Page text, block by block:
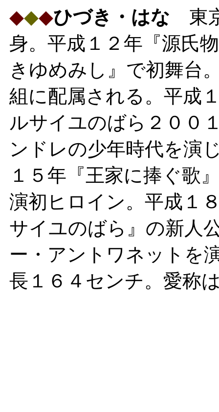
◆◆◆ひづき・はな 東
身。平成１２年『源氏
きゆめみし』で初舞台
組に配属される。平成
ルサイユのばら２００
ンドレの少年時代を演
１５年『王家に捧ぐ歌
演初ヒロイン。平成１
サイユのばら』の新人
ー・アントワネットを
長１６４センチ。愛称